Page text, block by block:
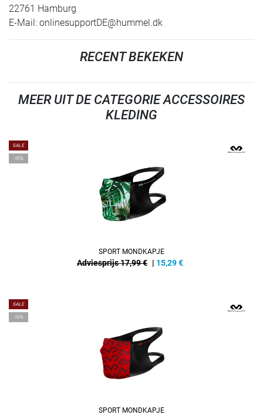
22761 Hamburg
E-Mail: onlinesupportDE@hummel.dk
RECENT BEKEKEN
MEER UIT DE CATEGORIE ACCESSOIRES
KLEDING
SALE
-15%
SPORT MONDKAPJE
Adviesprijs 17,99 € | 15,29€
SALE
-15%
SPORT MONDKAPJE